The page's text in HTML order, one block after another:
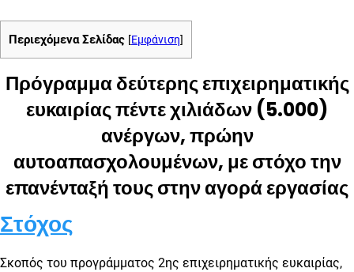
Περιεχόμενα Σελίδας [Εμφάνιση]
Πρόγραμμα δεύτερης επιχειρηματικής
ευκαιρίας πέντε χιλιάδων (5.000)
ανέργων, πρώην
αυτοαπασχολουμένων, με στόχο την
επανένταξή τους στην αγορά εργασίας
Στόχος
Σκοπός του προγράμματος 2ης επιχειρηματικής ευκαιρίας,